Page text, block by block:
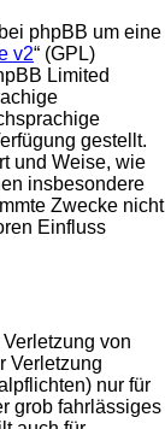
phpBB um eine
v2“ (GPL)
Limited
gestellt.
und Weise, wie
insbesondere
Zwecke nicht
Einfluss
von
Verletzung
nur für
grob fahrlässiges